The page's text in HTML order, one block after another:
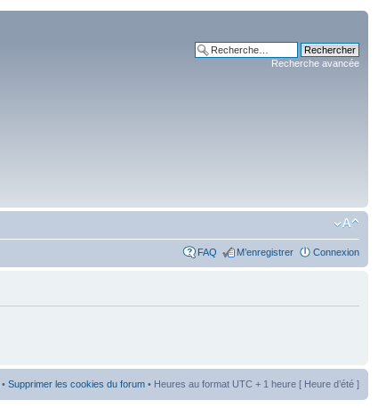
Recherche avancée
FAQ M’enregistrer Connexion
• Supprimer les cookies du forum • Heures au format UTC + 1 heure [ Heure d’été ]